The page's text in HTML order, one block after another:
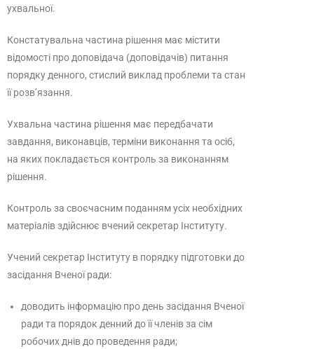
ухвальної.
Констатувальна частина рішення має містити
відомості про доповідача (доповідачів) питання
порядку денного, стислий виклад проблеми та стан
її розв’язання.
Ухвальна частина рішення має передбачати
завдання, виконавців, терміни виконання та осіб,
на яких покладається контроль за виконанням
рішення.
Контроль за своєчасним поданням усіх необхідних
матеріалів здійснює вчений секретар Інституту.
Учений секретар Інституту в порядку підготовки до
засідання Вченої ради:
доводить інформацію про день засідання Вченої
ради та порядок денний до її членів за сім
робочих днів до проведення ради;